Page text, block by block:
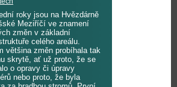
roky jsou na Hvězdárně
Meziříčí ve znamení
změn v základní
celého areálu.
většina změn probíhala tak
skrytě, ať už proto, že se
o opravy či úpravy
nebo proto, že byla